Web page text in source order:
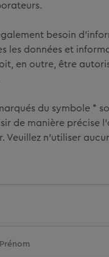
besoin
les données et
en outre, être
du symbole *
de manière précise
Veuillez n’utiliser